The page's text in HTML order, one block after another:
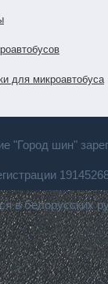
для микроавтобуса
"Город шин"
в белорусских